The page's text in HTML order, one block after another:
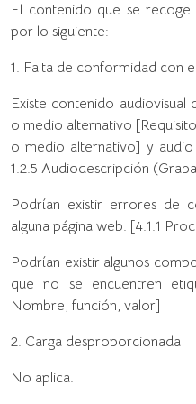
El contenido que se
por lo siguiente:
1. Falta de conformidad con
Existe contenido audiovisual
o medio alternativo
o medio alternativo] y audio
1.2.5 Audiodescripción
Podrían existir errores de
alguna página web. [4.1.1
Podrían existir algunos
que no se encuentren
Nombre, función, valor]
2. Carga desproporcionada
No aplica.